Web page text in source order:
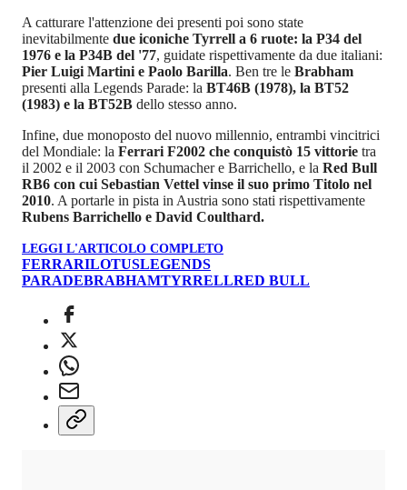
A catturare l'attenzione dei presenti poi sono state
inevitabilmente due iconiche Tyrrell a 6 ruote: la P34 del
1976 e la P34B del '77, guidate rispettivamente da due italiani:
Pier Luigi Martini e Paolo Barilla. Ben tre le Brabham
presenti alla Legends Parade: la BT46B (1978), la BT52
(1983) e la BT52B dello stesso anno.
Infine, due monoposto del nuovo millennio, entrambi vincitrici
del Mondiale: la Ferrari F2002 che conquistò 15 vittorie tra
il 2002 e il 2003 con Schumacher e Barrichello, e la Red Bull
RB6 con cui Sebastian Vettel vinse il suo primo Titolo nel
2010. A portarle in pista in Austria sono stati rispettivamente
Rubens Barrichello e David Coulthard.
LEGGI L'ARTICOLO COMPLETO
FERRARILOTUSLEGENDS
PARADEBRABHAMTYRRELLRED BULL